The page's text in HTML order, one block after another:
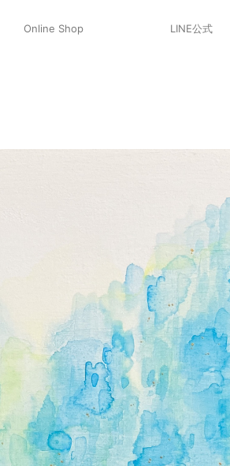
Online Shop LINE公式